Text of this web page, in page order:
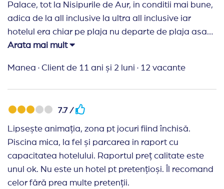
Palace, tot la Nisipurile de Aur, in conditii mai bune,
adica de la all inclusive la ultra all inclusive iar
hotelul era chiar pe plaja nu departe de plaja asa
cum era hotelul Royal. Hotelul are 3 piscine
topogan), 1 piscina interioara, mai multe locuri de
partea de animatie, nu ca la la hotel Madara, unde
aceasta a lipsit cu desavarsire. Sezlongurile de pe
plaja au fost insuficiente. Am avut internet peste tot
in hotel, inclusiv in camere. Una peste alta a fost un
concediu reusit. Multumesc Travel Planner.
Arata mai mult
Manea · Client de 11 ani și 2 luni · 12 vacante
7.7 /
Lipsește animația, zona pt jocuri fiind închisă.
Piscina mica, la fel și parcarea in raport cu
capacitatea hotelului. Raportul preț calitate este
unul ok. Nu este un hotel pt pretențioși. Îl recomand
celor fără prea multe pretenții.